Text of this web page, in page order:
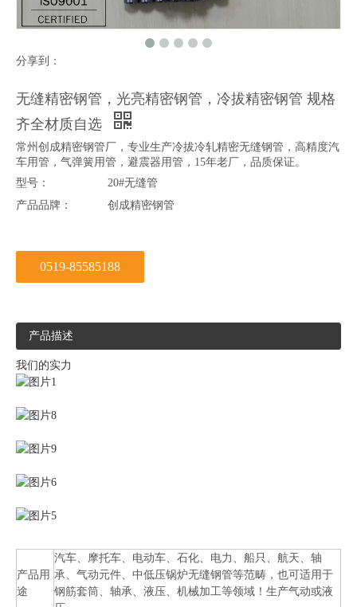
分享到：
无缝精密钢管，光亮精密钢管，冷拔精密钢管 规格
齐全材质自选
常州创成精密钢管厂，专业生产冷拔冷轧精密无缝钢管，高精度汽
车用管，气弹簧用管，避震器用管，15年老厂，品质保证。
型号：
20#无缝管
产品品牌：
创成精密钢管
0519-85585188
产品描述
我们的实力
产品用
途
汽车、摩托车、电动车、石化、电力、船只、航天、轴
承、气动元件、中低压锅炉无缝钢管等范畴，也可适用于
钢筋套筒、轴承、液压、机械加工等领域！生产气动或液